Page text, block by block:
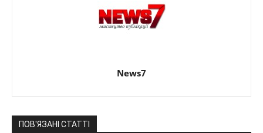
News7
ПОВ'ЯЗАНІ СТАТТІ